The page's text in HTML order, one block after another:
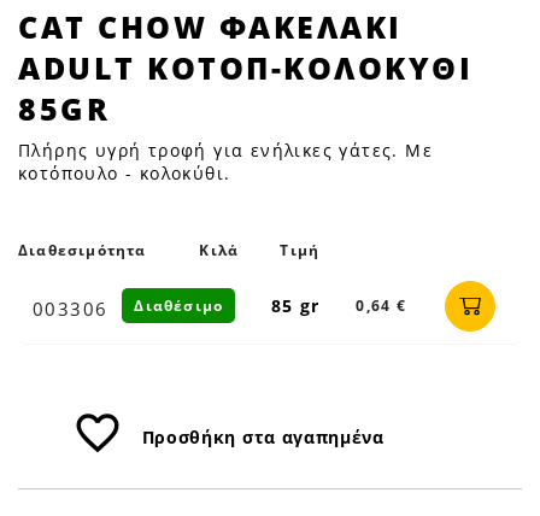
CAT
CHOW
ΦΑΚΕΛΑΚΙ
ADULT
ΚΟΤΟΠ-
ΚΟΛΟΚΥΘΙ
Petfan
CAT CHOW ΦΑΚΕΛΑΚΙ
ADULT ΚΟΤΟΠ-ΚΟΛΟΚΥΘΙ
85GR
Πλήρης υγρή τροφή για ενήλικες γάτες. Με
κοτόπουλο - κολοκύθι.
Διαθεσιμότητα Κιλά Τιμή
003306 85 gr 0,64 €
Διαθέσιμο
favorite_border Προσθήκη στα αγαπημένα